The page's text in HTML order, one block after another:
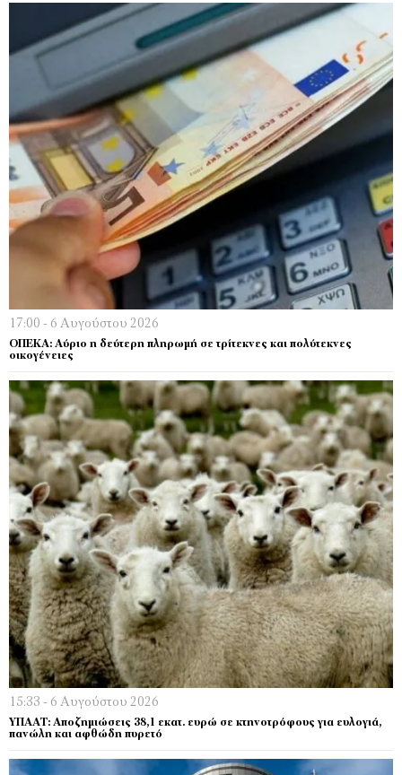
17:00 - 6 Αυγούστου 2026
ΟΠΕΚΑ: Αύριο η δεύτερη πληρωμή σε τρίτεκνες και πολύτεκνες
οικογένειες
15:33 - 6 Αυγούστου 2026
ΥΠΑΑΤ: Αποζημιώσεις 38,1 εκατ. ευρώ σε κτηνοτρόφους για ευλογιά,
πανώλη και αφθώδη πυρετό